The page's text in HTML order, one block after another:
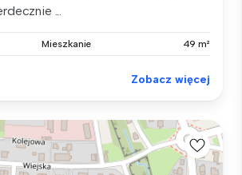
...
Mieszkanie 49 m²
Zobacz więcej